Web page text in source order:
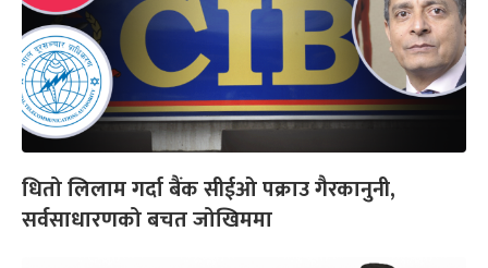
धितो लिलाम गर्दा बैंक सीईओ पक्राउ गैरकानुनी,
सर्वसाधारणको बचत जोखिममा